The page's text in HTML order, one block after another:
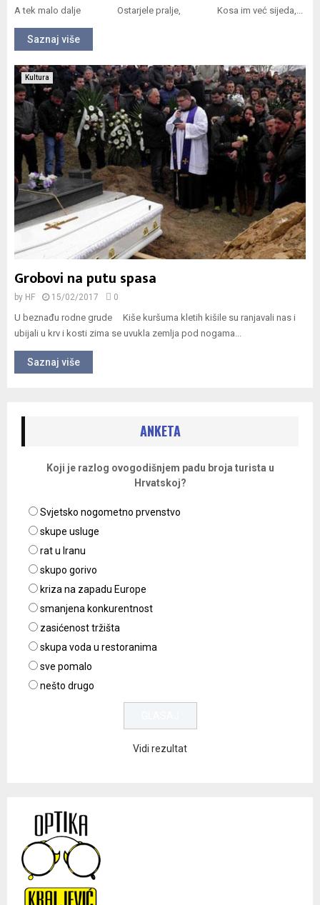
A tek malo dalje Ostarjele pralje, Kosa im već sijeda,...
Saznaj više
Kultura
Grobovi na putu spasa
by HF 15/02/2017 0
U beznađu rodne grude Kiše kuršuma kletih kišile su ranjavali nas i
ubijali u krv i kosti zima se uvukla zemlja pod nogama...
Saznaj više
ANKETA
Koji je razlog ovogodišnjem padu broja turista u
Hrvatskoj?
Svjetsko nogometno prvenstvo
skupe usluge
rat u Iranu
skupo gorivo
kriza na zapadu Europe
smanjena konkurentnost
zasićenost tržišta
skupa voda u restoranima
sve pomalo
nešto drugo
Vidi rezultat